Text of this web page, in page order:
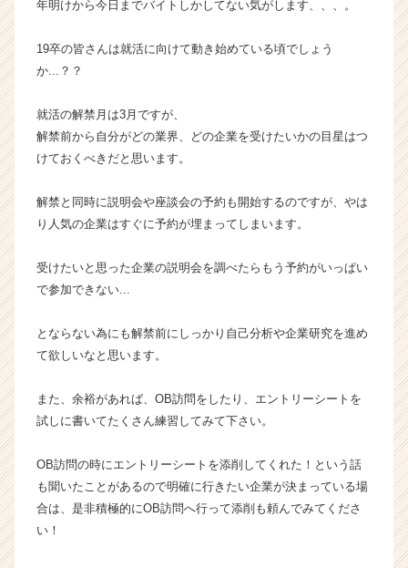
h
e
r
e
e
年明けから今日までバイトしかしてない気がします、、、。
19卒の皆さんは就活に向けて動き始めている頃でしょう
か...？？
就活の解禁月は3月ですが、
解禁前から自分がどの業界、どの企業を受けたいかの目星はつ
けておくべきだと思います。
解禁と同時に説明会や座談会の予約も開始するのですが、やは
り人気の企業はすぐに予約が埋まってしまいます。
受けたいと思った企業の説明会を調べたらもう予約がいっぱい
で参加できない...
とならない為にも解禁前にしっかり自己分析や企業研究を進め
て欲しいなと思います。
また、余裕があれば、OB訪問をしたり、エントリーシートを
試しに書いてたくさん練習してみて下さい。
OB訪問の時にエントリーシートを添削してくれた！という話
も聞いたことがあるので明確に行きたい企業が決まっている場
合は、是非積極的にOB訪問へ行って添削も頼んでみてくださ
い！